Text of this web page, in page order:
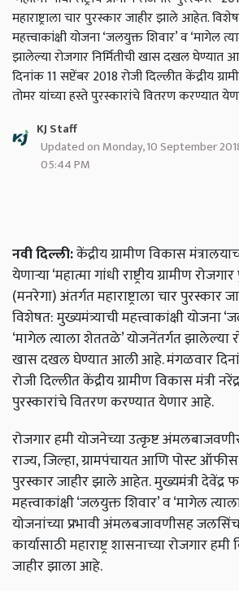
महाराष्ट्राला चार पुरस्कार जाहीर झाले आहेत.
महत्त्वाकांक्षी योजना ‘जलयुक्त शिवार’ व ‘मागेल
झालेल्या रोजगार निर्मितीची खास दखल
दिनांक 11 सप्टेंबर 2018 रोजी दिल्लीत केंद्रीय
तोमर यांच्या हस्ते पुरस्कारांचे वितरण करण्यात
KJ Staff
Updated on Monday, 10 September
05:44 PM
नवी दिल्ली:केंद्रीय ग्रामीण विकास
येणाऱ्या ‘महात्मा गांधी राष्ट्रीय ग्रामीण
(मनरेगा) अंतर्गत महाराष्ट्राला चार पुरस्कार
विशेषत: मुख्यमंत्र्याची महत्त्वाकांक्षी योजना
‘मागेल त्याला शेततळे’ योजनेंतर्गत झालेल्या
खास दखल घेण्यात आली आहे. मंगळवार
रोजी दिल्लीत केंद्रीय ग्रामीण विकास मंत्री
पुरस्कारांचे वितरण करण्यात येणार आहे.
रोजगार हमी योजनेच्या उत्कृष्ट
राज्य, जिल्हा, ग्रामपंचायत आणि पोस्ट
पुरस्कार जाहीर झाले आहेत.मुख्यमंत्री देवेंद्र
महत्त्वाकांक्षी ‘जलयुक्त शिवार’ व ‘मागेल
योजनांच्या प्रभावी अंमलबजावणीसह
कार्यासाठी महाराष्ट्र शासनाच्या रोजगार
जाहीर झाला आहे.